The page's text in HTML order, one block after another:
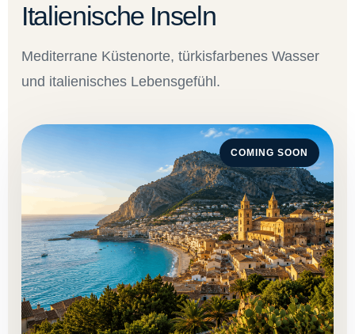
Italienische Inseln
Mediterrane Küstenorte, türkisfarbenes Wasser
und italienisches Lebensgefühl.
COMING SOON